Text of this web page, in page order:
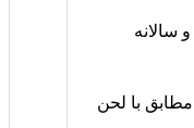
سالانه
با لحن